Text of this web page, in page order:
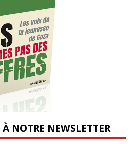
NOTRE NEWSLETTER